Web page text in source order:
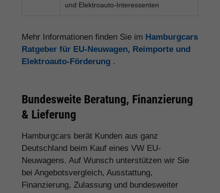
und Elektroauto-Interessenten
Mehr Informationen finden Sie im Hamburgcars
Ratgeber für EU-Neuwagen, Reimporte und
Elektroauto-Förderung .
Bundesweite Beratung, Finanzierung
& Lieferung
Hamburgcars berät Kunden aus ganz
Deutschland beim Kauf eines VW EU-
Neuwagens. Auf Wunsch unterstützen wir Sie
bei Angebotsvergleich, Ausstattung,
Finanzierung, Zulassung und bundesweiter